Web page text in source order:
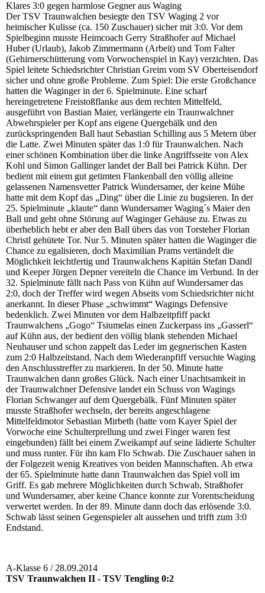
Klares 3:0 gegen harmlose Gegner aus Waging
Der TSV Traunwalchen besiegte den TSV Waging 2 vor
heimischer Kulisse (ca. 150 Zuschauer) sicher mit 3:0. Vor dem
Spielbeginn musste Heimcoach Gerry Straßhofer auf Michael
Huber (Urlaub), Jakob Zimmermann (Arbeit) und Tom Falter
(Gehirnerschütterung vom Vorwochenspiel in Kay) verzichten. Das
Spiel leitete Schiedsrichter Christian Greim vom SV Oberteisendorf
sicher und ohne große Probleme. Zum Spiel: Die erste Großchance
hatten die Waginger in der 6. Spielminute. Eine scharf
hereingetretene Freistoßflanke aus dem rechten Mittelfeld,
ausgeführt von Bastian Maier, verlängerte ein Traunwalchner
Abwehrspieler per Kopf ans eigene Quergebälk und den
zurückspringenden Ball haut Sebastian Schilling aus 5 Metern über
die Latte. Zwei Minuten später das 1:0 für Traunwalchen. Nach
einer schönen Kombination über die linke Angriffsseite von Alex
Kohl und Simon Gallinger landet der Ball bei Patrick Kühn. Der
bedient mit einem gut getimten Flankenball den völlig alleine
gelassenen Namensvetter Patrick Wundersamer, der keine Mühe
hatte mit dem Kopf das „Ding“ über die Linie zu bugsieren. In der
25. Spielminute „klaute“ dann Wundersamer Waging´s Maier den
Ball und geht ohne Störung auf Waginger Gehäuse zu. Etwas zu
überheblich hebt er aber den Ball übers das von Torsteher Florian
Christl gehütete Tor. Nur 5. Minuten später hatten die Waginger die
Chance zu egalisieren, doch Maximilian Prams vertändelt die
Möglichkeit leichtfertig und Traunwalchens Kapitän Stefan Dandl
und Keeper Jürgen Depner vereiteln die Chance im Verbund. In der
32. Spielminute fällt nach Pass von Kühn auf Wundersamer das
2:0, doch der Treffer wird wegen Abseits vom Schiedsrichter nicht
anerkannt. In dieser Phase „schwimmt“ Wagings Defensive
bedenklich. Zwei Minuten vor dem Halbzeitpfiff packt
Traunwalchens „Gogo“ Tsiumelas einen Zuckerpass ins „Gasserl“
auf Kühn aus, der bedient den völlig blank stehenden Michael
Neuhauser und schon zappelt das Leder im gegnerischen Kasten
zum 2:0 Halbzeitstand. Nach dem Wiederanpfiff versuchte Waging
den Anschlusstreffer zu markieren. In der 50. Minute hatte
Traunwalchen dann großes Glück. Nach einer Unachtsamkeit in
der Traunwalchner Defensive landet ein Schuss von Wagings
Florian Schwanger auf dem Quergebälk. Fünf Minuten später
musste Straßhofer wechseln, der bereits angeschlagene
Mittelfeldmotor Sebastian Mirbeth (hatte vom Kayer Spiel der
Vorwoche eine Schulterprellung und zwei Finger waren fest
eingebunden) fällt bei einem Zweikampf auf seine lädierte Schulter
und muss runter. Für ihn kam Flo Schwab. Die Zuschauer sahen in
der Folgezeit wenig Kreatives von beiden Mannschaften. Ab etwa
der 65. Spielminute hatte dann Traunwalchen das Spiel voll im
Griff. Es gab mehrere Möglichkeiten durch Schwab, Straßhofer
und Wundersamer, aber keine Chance konnte zur Vorentscheidung
verwertet werden. In der 89. Minute dann doch das erlösende 3:0.
Schwab lässt seinen Gegenspieler alt aussehen und trifft zum 3:0
Endstand.
A-Klasse 6 / 28.09.2014
TSV Traunwalchen II - TSV Tengling 0:2